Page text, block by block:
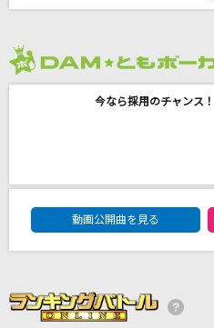
daze
じん ft.メイリア from GARNiDELiA
暫し空に祈りて
新世界(SHINSEKAI)
[生音]あー夏休み
花束
今なら採用のチャンス
DAM★ともボーカル
動画公開曲を見る